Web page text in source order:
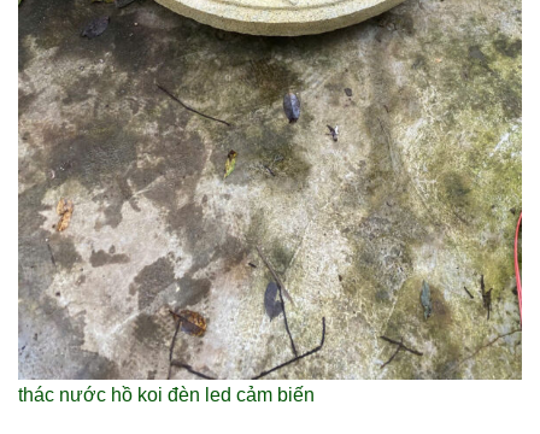
thác nước hồ koi đèn led cảm biến